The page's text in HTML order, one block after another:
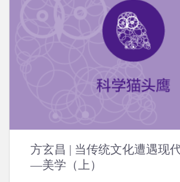
方玄昌 | 当传统文化遭遇现
—美学（上）